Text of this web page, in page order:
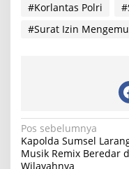
#Korlantas Polri
#Surat Izin
N
a
Pos sebelumnya
Kapolda Sumsel
Musik Remix Beredar
Wilayahnya